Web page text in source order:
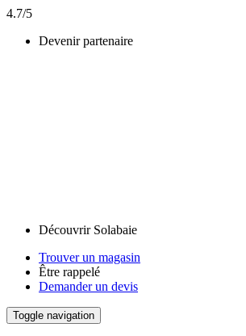
4.7/5
Devenir partenaire
Découvrir Solabaie
Trouver un magasin
Être rappelé
Demander un devis
Toggle navigation